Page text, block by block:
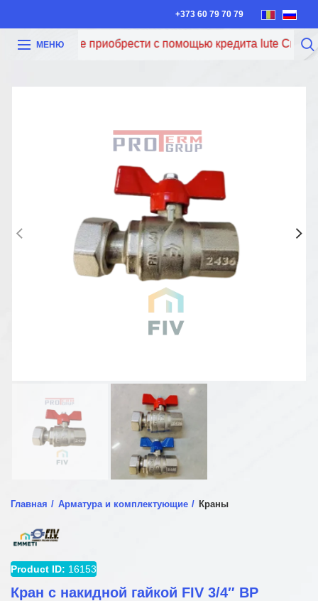
+373 60 79 70 79
МЕНЮ
вы можете приобрести с помощью кредита Iute Credit
Главная Арматура и комплектующие Краны
Product ID: 16153
Кран с накидной гайкой FIV 3/4″ ВР